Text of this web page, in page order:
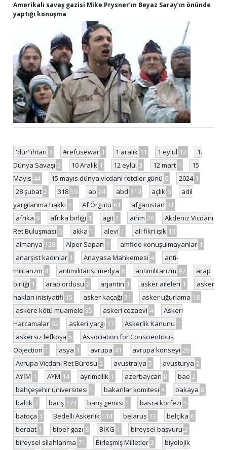
Amerikalı savaş gazisi Mike Prysner’ın Beyaz Saray’ın önünde
yaptığı konuşma
'dur' ihtarı 3 #refusewar 1 1 aralık 11 1 eylül 12
1.
Dünya Savaşı 5 10 Aralık 1 12 eylül 3 12 mart 1
15
Mayıs 44 15 mayıs dünya vicdani retçiler günü 6 2024 1
28 şubat 2 318 59 ab 24 abd 319 açlık 6
adil
yargılanma hakkı 1 Af Örgütü 61 afganistan 31
afrika 9 afrika birliği 1 agit 1 aihm 26
Akdeniz Vicdani
Ret Buluşması 6 akka 1 alevi 1 ali fikri ışık 13
almanya 128 Alper Sapan 1 amfide konuşulmayanlar 1
anarşist kadınlar 1 Anayasa Mahkemesi 4
anti-
militarizm 4 antimilitarist medya 8 antimilitarizm 97
arap
birliği 1 arap ordusu 2 arjantin 1 asker aileleri 1
asker
hakları inisiyatifi 15 asker kaçağı 31 asker uğurlama 18
askere kötü muamele 55 askeri cezaevi 4
Askeri
Harcamalar 92 askeri yargı 17 Askerlik Kanunu 1
askersiz lefkoşa 5
Association for Conscientious
Objection 1 asya 1 avrupa 41 avrupa konseyi 26
Avrupa Vicdani Ret Bürosu 2 avustralya 5 avusturya 2
AYİM 1 AYM 14 ayrımcılık 1 azerbaycan 8 bae 2
bahçeşehir üniversitesi 1 bakanlar komitesi 4 bakaya 8
baltık 7 barış 174 barış gemisi 1 basra körfezi 5
batoça 1 Bedelli Askerlik 114 belarus 13 belçika 6
beraat 1 biber gazı 8 BİKG 1 bireysel başvuru 2
bireysel silahlanma 71 Birleşmiş Milletler 2 biyolojik